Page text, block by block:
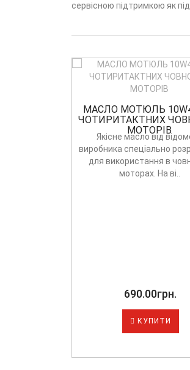
сервісною підтримкою як під
МАСЛО МОТЮЛЬ
ЧОТИРИТАКТНИХ
МОТОРІВ
Якісне масло від
виробника спеціально
для використання в
моторах. На ві..
690.00грн.
КУПИТИ